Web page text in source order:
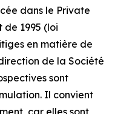
dans le Private
1995 (loi
en matière de
de la Société
sont
Il convient
car elles sont